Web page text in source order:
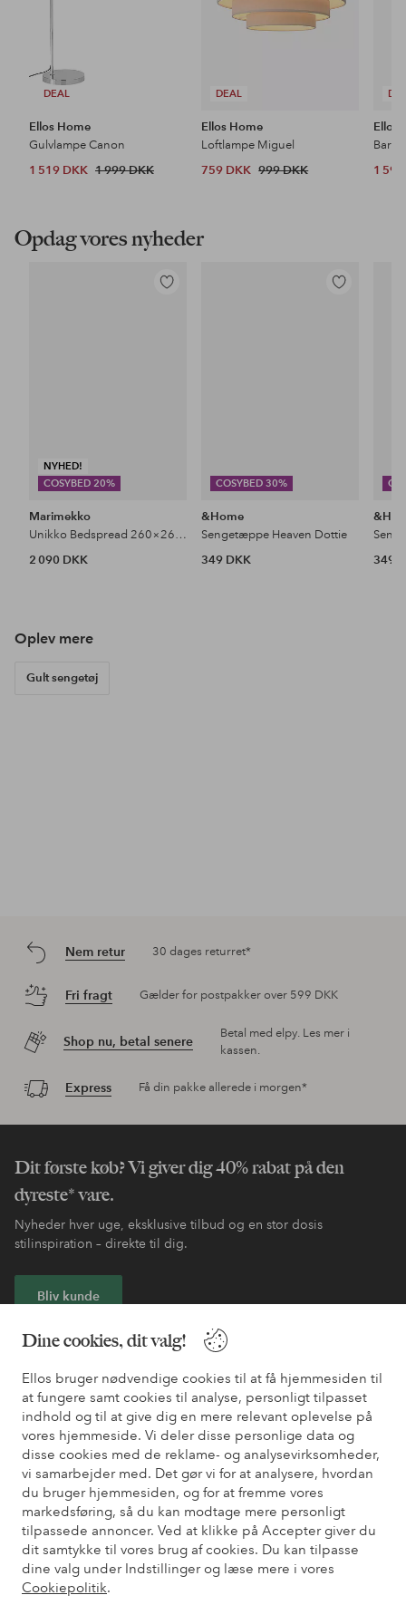
Dine cookies, dit valg!
Ellos bruger nødvendige cookies til at få hjemmesiden til
at fungere samt cookies til analyse, personligt tilpasset
indhold og til at give dig en mere relevant oplevelse på
vores hjemmeside. Vi deler disse personlige data og
disse cookies med de reklame- og analysevirksomheder,
vi samarbejder med. Det gør vi for at analysere, hvordan
du bruger hjemmesiden, og for at fremme vores
markedsføring, så du kan modtage mere personligt
tilpassede annoncer. Ved at klikke på Accepter giver du
dit samtykke til vores brug af cookies. Du kan tilpasse
dine valg under Indstillinger og læse mere i vores
Cookiepolitik.
DEAL
Ellos Home
Gulvlampe Canon
1 519 DKK 1 999 DKK
DEAL
Ellos Home
Loftlampe Miguel
759 DKK 999 DKK
Ellos
1
Opdag vores nyheder
NYHED!
COSYBED 20%
Tilføj
Marimekko
Unikko Bedspread 260×260 Cm
2 090 DKK
COSYBED 30%
Tilføj
&Home
Sengetæppe Heaven Dottie
349 DKK
349
Oplev mere
Gult sengetøj
Nem retur 30 dages returret*
Fri fragt Gælder for postpakker over 599 DKK
Shop nu, betal senere
Betal med elpy. Les mer i
kassen.
Express Få din pakke allerede i morgen*
Dit første køb? Vi giver dig 40% rabat på den
dyreste* vare.
Nyheder hver uge, eksklusive tilbud og en stor dosis
stilinspiration – direkte til dig.
Bliv kunde
* Se tilbudsbetingelser ved registrering
Har du brug for hjælp?
Du kan finde svar på de oftest stillede spørgsmål i vores FAQ.
Du kan også finde oplysninger om, hvordan du kontakter os.
Kundeservice Bestilling Betalingsmåde
Mine sider